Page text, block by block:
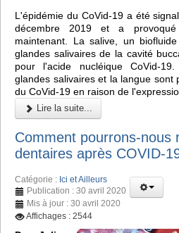
L'épidémie du CoVid-19 a été
décembre 2019 et a
maintenant. La salive, un
glandes salivaires de la cavité
pour l'acide nucléique CoVid-
glandes salivaires et la langue sont
du CoVid-19 en raison de
Lire la suite...
Comment pourrons-nous
dentaires après COVID-
Catégorie : Ici et Ailleurs
Publication : 30 avril 2020
Mis à jour : 30 avril 2020
Affichages : 2544